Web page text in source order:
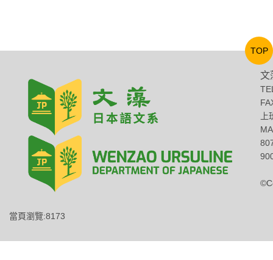
文
當頁瀏覽:8173
TOP